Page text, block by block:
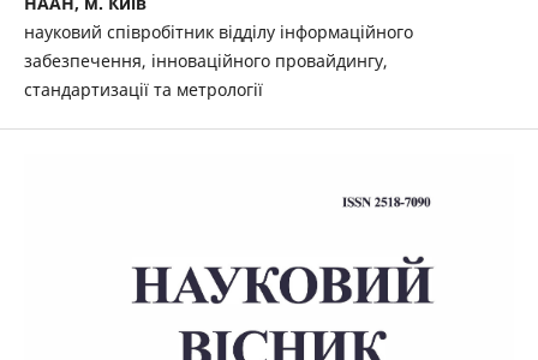
науковий співробітник відділу інформаційного
забезпечення, інноваційного провайдингу,
стандартизації та метрології